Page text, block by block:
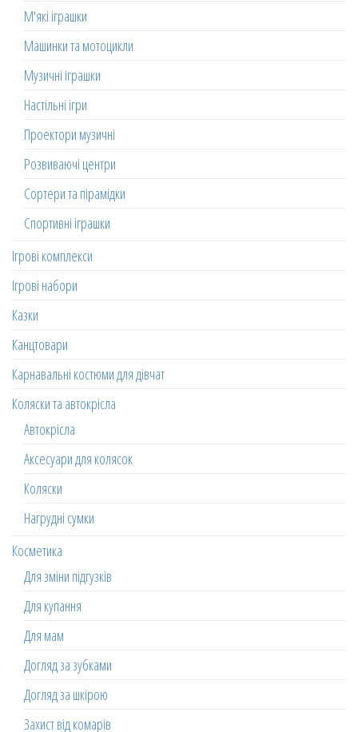
М'які іграшки
Машинки та мотоцикли
Музичні іграшки
Настільні ігри
Проектори музичні
Розвиваючі центри
Сортери та пірамідки
Спортивні іграшки
Ігрові комплекси
Ігрові набори
Казки
Канцтовари
Карнавальні костюми для дівчат
Коляски та автокрісла
Автокрісла
Аксесуари для колясок
Коляски
Нагрудні сумки
Косметика
Для зміни підгузків
Для купання
Для мам
Догляд за зубками
Догляд за шкірою
Захист від комарів